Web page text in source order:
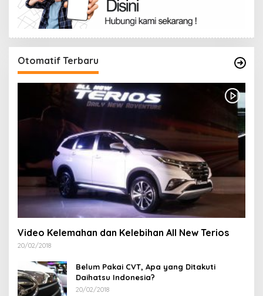
Otomatif Terbaru
Video Kelemahan dan Kelebihan All New Terios
20/02/2018
Belum Pakai CVT, Apa yang Ditakuti
Daihatsu Indonesia?
20/02/2018